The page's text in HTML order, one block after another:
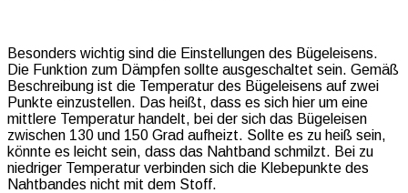
Besonders wichtig sind die Einstellungen des Bügeleisens.
Die Funktion zum Dämpfen sollte ausgeschaltet sein. Gemäß
Beschreibung ist die Temperatur des Bügeleisens auf zwei
Punkte einzustellen. Das heißt, dass es sich hier um eine
mittlere Temperatur handelt, bei der sich das Bügeleisen
zwischen 130 und 150 Grad aufheizt. Sollte es zu heiß sein,
könnte es leicht sein, dass das Nahtband schmilzt. Bei zu
niedriger Temperatur verbinden sich die Klebepunkte des
Nahtbandes nicht mit dem Stoff.